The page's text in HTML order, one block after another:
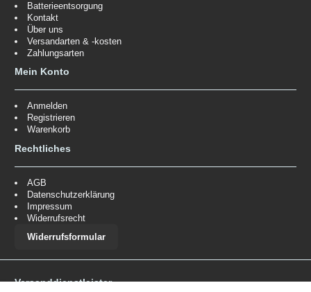
Batterieentsorgung
Kontakt
Über uns
Versandarten & -kosten
Zahlungsarten
Mein Konto
Anmelden
Registrieren
Warenkorb
Rechtliches
AGB
Datenschutzerklärung
Impressum
Widerrufsrecht
Widerrufsformular
Versanddienstleister